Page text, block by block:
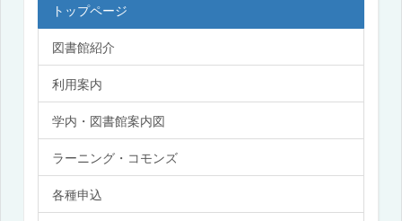
トップページ
図書館紹介
利用案内
学内・図書館案内図
ラーニング・コモンズ
各種申込